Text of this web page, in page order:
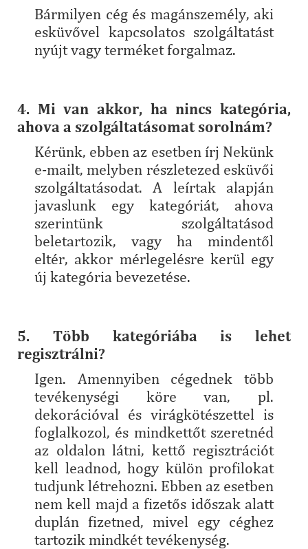
Bármilyen cég és magánszemély, aki
esküvővel kapcsolatos szolgáltatást
nyújt vagy terméket forgalmaz.
4. Mi van akkor, ha nincs kategória,
ahova a szolgáltatásomat sorolnám?
Kérünk, ebben az esetben írj Nekünk
e-mailt, melyben részletezed esküvői
szolgáltatásodat. A leírtak alapján
javaslunk egy kategóriát, ahova
szerintünk szolgáltatásod
beletartozik, vagy ha mindentől
eltér, akkor mérlegelésre kerül egy
új kategória bevezetése.
5. Több kategóriába is lehet
regisztrálni?
Igen. Amennyiben cégednek több
tevékenységi köre van, pl.
dekorációval és virágkötészettel is
foglalkozol, és mindkettőt szeretnéd
az oldalon látni, kettő regisztrációt
kell leadnod, hogy külön profilokat
tudjunk létrehozni. Ebben az esetben
nem kell majd a fizetős időszak alatt
duplán fizetned, mivel egy céghez
tartozik mindkét tevékenység.